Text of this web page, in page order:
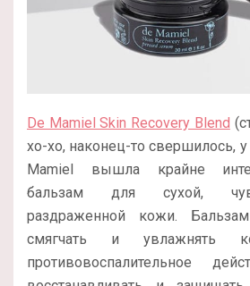
De Mamiel Skin Recovery Blend
хо-хо, наконец-то свершилось,
Mamiel вышла крайне
бальзам для сухой,
раздраженной кожи.
смягчать и увлажнять
противовоспалительное